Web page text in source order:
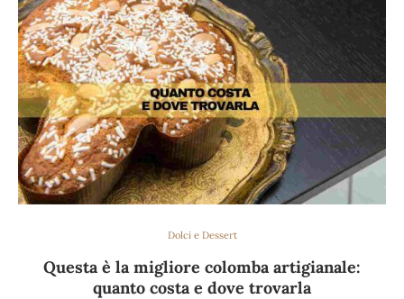
Dolci e Dessert
Questa è la migliore colomba artigianale:
quanto costa e dove trovarla